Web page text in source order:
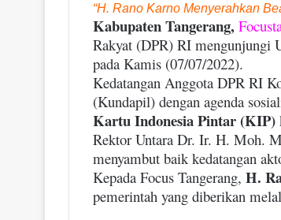
“H. Rano Karno Menyerahkan
Kabupaten Tangerang,
Rakyat (DPR) RI mengunjungi
pada Kamis (07/07/2022).
Kedatangan Anggota DPR RI
(Kundapil) dengan agenda
Kartu Indonesia Pintar (KIP)
Rektor Untara Dr. Ir. H. Moh.
menyambut baik kedatangan
Kepada Focus Tangerang, H.
pemerintah yang diberikan